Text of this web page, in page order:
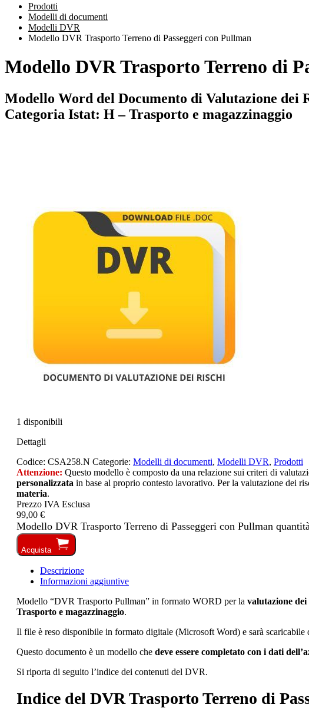
Prodotti
Modelli di documenti
Modelli DVR
Modello DVR Trasporto Terreno di Passeggeri con Pullman
Modello DVR Trasporto Terreno di
Modello Word del Documento di Valutazione dei
Categoria Istat: H – Trasporto e magazzinaggio
1 disponibili
Dettagli
Codice: CSA258.N Categorie: Modelli di documenti, Modelli DVR, Prodotti
Attenzione: Questo modello è composto da una relazione sui criteri di
personalizzata in base al proprio contesto lavorativo. Per la valutazione dei
materia.
Prezzo IVA Esclusa
99,00 €
Modello DVR Trasporto Terreno di Passeggeri con Pullman quantità
Acquista
Descrizione
Informazioni aggiuntive
Modello “DVR Trasporto Pullman” in formato WORD per la valutazione
Trasporto e magazzinaggio.
Il file è reso disponibile in formato digitale (Microsoft Word) e sarà
Questo documento è un modello che deve essere completato con i dati
Si riporta di seguito l’indice dei contenuti del DVR.
Indice del DVR Trasporto Terreno di